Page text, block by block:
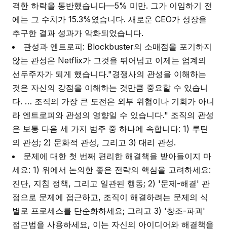
격한 하락을 동반했습니다—5% 미만. 그가 이임하기 전
에는 그 수치가 15.3%였습니다. 새로운 CEO가 성장을
추구한 결과 성과가 악화되었습니다.
관성과 엔트로피: Blockbuster의 소매점을 포기하지
않는 관성은 Netflix가 그것을 뛰어넘고 이제는 업계의
선두주자가 되게 했습니다."경쟁사의 관성을 이해하는
것은 자신의 강점을 이해하는 것만큼 중요할 수 있습니
다. … 조직의 가장 큰 도전은 외부 위협이나 기회가 아니
라 엔트로피와 관성의 영향일 수 있습니다." 조직의 관성
은 보통 다음 세 가지 범주 중 하나에 속합니다: 1) 루틴
의 관성; 2) 문화적 관성, 그리고 3) 대리 관성.
문제에 대한 첫 번째 편리한 해결책을 받아들이지 마
세요: 1) 위에서 논의한 좋은 전략의 핵심을 고려하세요:
진단, 지침 정책, 그리고 일관된 행동; 2) '문제-해결' 관
점으로 문제에 접근하고, 조직이 해결하려는 문제의 식
별로 프로세스를 단순화하세요; 그리고 3) '창조-파괴'
접근법을 사용하세요, 이는 자신의 아이디어와 해결책을